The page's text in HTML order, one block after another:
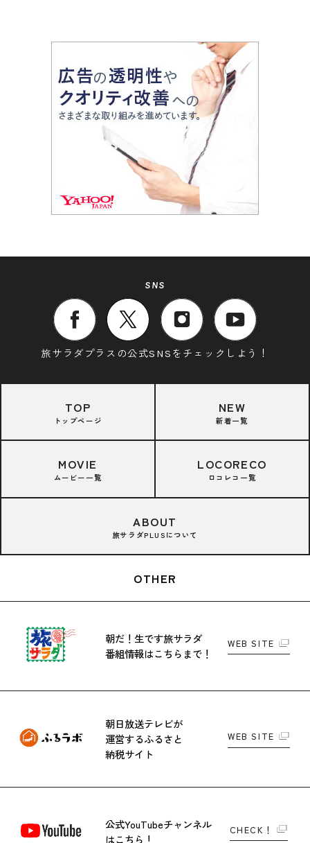
SNS
旅サラダプラスの公式SNSをチェックしよう！
TOP
トップページ
NEW
新着一覧
MOVIE
ムービー一覧
LOCORECO
ロコレコ一覧
ABOUT
旅サラダPLUSについて
OTHER
朝だ！生です旅サラダ
番組情報はこちらまで！
WEB SITE
朝日放送テレビが
運営するふるさと
納税サイト
WEB SITE
公式YouTubeチャンネル
はこちら！
CHECK！